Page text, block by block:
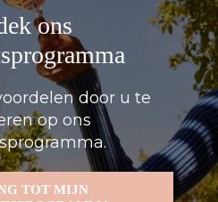
ons
door u te
op ons
TOT MIJN